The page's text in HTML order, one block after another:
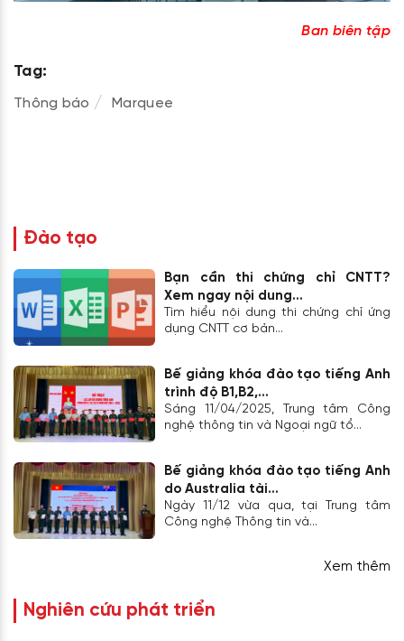
Ban biên tập
Tag:
Thông báo Marquee
Đào tạo
Bạn cần thi chứng chỉ CNTT?
Xem ngay nội dung...
Tìm hiểu nội dung thi chứng chỉ ứng
dụng CNTT cơ bản...
Bế giảng khóa đào tạo tiếng Anh
trình độ B1,B2,...
Sáng 11/04/2025, Trung tâm Công
nghệ thông tin và Ngoại ngữ tổ...
Bế giảng khóa đào tạo tiếng Anh
do Australia tài...
Ngày 11/12 vừa qua, tại Trung tâm
Công nghệ Thông tin và...
Xem thêm
Nghiên cứu phát triển